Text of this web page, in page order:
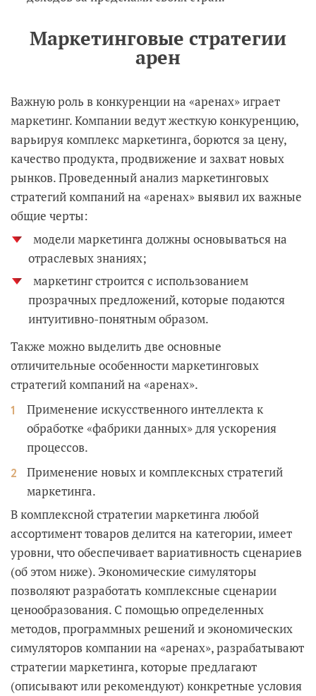
Маркетинговые стратегии
арен
Важную роль в конкуренции на «аренах» играет
маркетинг. Компании ведут жесткую конкуренцию,
варьируя комплекс маркетинга, борются за цену,
качество продукта, продвижение и захват новых
рынков. Проведенный анализ маркетинговых
стратегий компаний на «аренах» выявил их важные
общие черты:
модели маркетинга должны основываться на
отраслевых знаниях;
маркетинг строится с использованием
прозрачных предложений, которые подаются
интуитивно-понятным образом.
Также можно выделить две основные
отличительные особенности маркетинговых
стратегий компаний на «аренах».
Применение искусственного интеллекта к
обработке «фабрики данных» для ускорения
процессов.
Применение новых и комплексных стратегий
маркетинга.
В комплексной стратегии маркетинга любой
ассортимент товаров делится на категории, имеет
уровни, что обеспечивает вариативность сценариев
(об этом ниже). Экономические симуляторы
позволяют разработать комплексные сценарии
ценообразования. С помощью определенных
методов, программных решений и экономических
симуляторов компании на «аренах», разрабатывают
стратегии маркетинга, которые предлагают
(описывают или рекомендуют) конкретные условия